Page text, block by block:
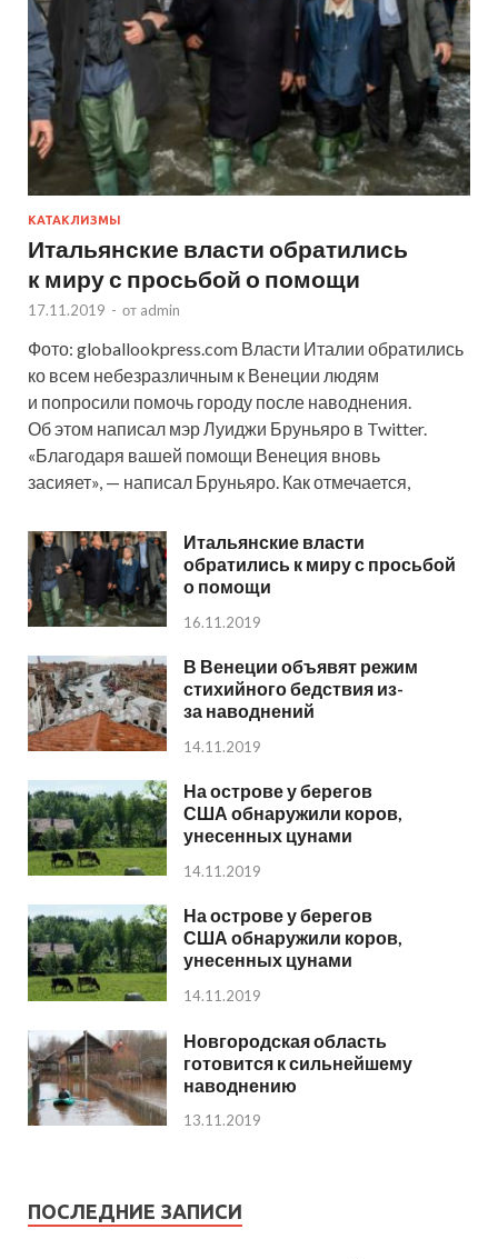
КАТАКЛИЗМЫ
Итальянские власти обратились
к миру с просьбой о помощи
17.11.2019 - от admin
Фото: globallookpress.com Власти Италии обратились
ко всем небезразличным к Венеции людям
и попросили помочь городу после наводнения.
Об этом написал мэр Луиджи Бруньяро в Twitter.
«Благодаря вашей помощи Венеция вновь
засияет», — написал Бруньяро. Как отмечается,
Итальянские власти
обратились к миру с просьбой
о помощи
16.11.2019
В Венеции объявят режим
стихийного бедствия из-
за наводнений
14.11.2019
На острове у берегов
США обнаружили коров,
унесенных цунами
14.11.2019
На острове у берегов
США обнаружили коров,
унесенных цунами
14.11.2019
Новгородская область
готовится к сильнейшему
наводнению
13.11.2019
ПОСЛЕДНИЕ ЗАПИСИ